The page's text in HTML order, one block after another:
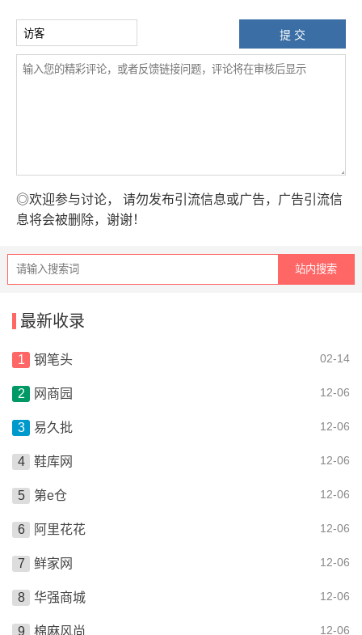
◎欢迎参与讨论， 请勿发布引流信息或广告，广告引流信
息将会被删除，谢谢！
最新收录
钢笔头 02-14
网商园 12-06
易久批 12-06
鞋库网 12-06
第e仓 12-06
阿里花花 12-06
鲜家网 12-06
华强商城 12-06
棉麻风尚 12-06